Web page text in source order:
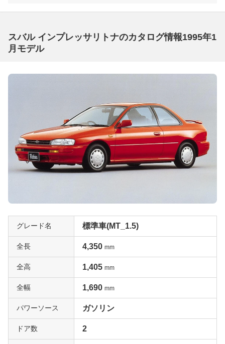
スバル インプレッサリトナのカタログ情報1995年1
月モデル
グレード名 標準車(MT_1.5)
全長 4,350 mm
全高 1,405 mm
全幅 1,690 mm
パワーソース ガソリン
ドア数 2